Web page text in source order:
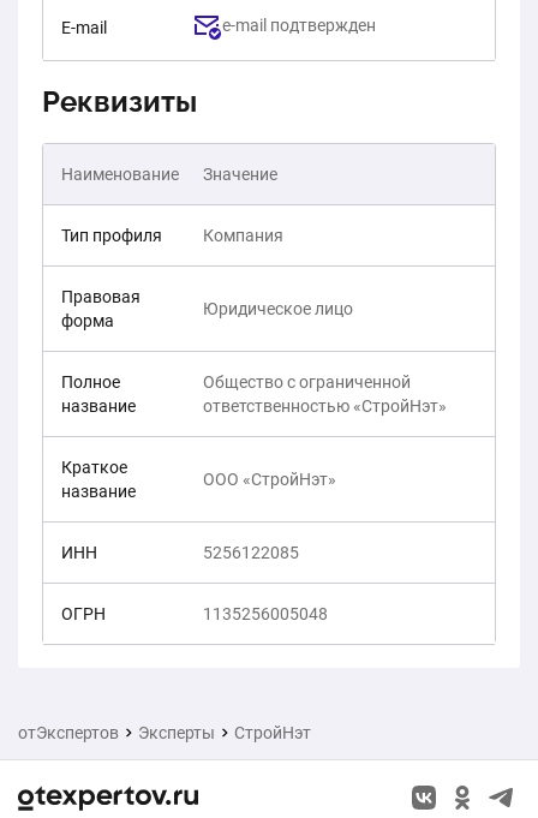
E-mail e-mail подтвержден
Реквизиты
Наименование Значение
Тип профиля Компания
Правовая
форма
Юридическое лицо
Полное
название
Общество с ограниченной
ответственностью «СтройНэт»
Краткое
название
ООО «СтройНэт»
ИНН 5256122085
ОГРН 1135256005048
отЭкспертов Эксперты СтройНэт